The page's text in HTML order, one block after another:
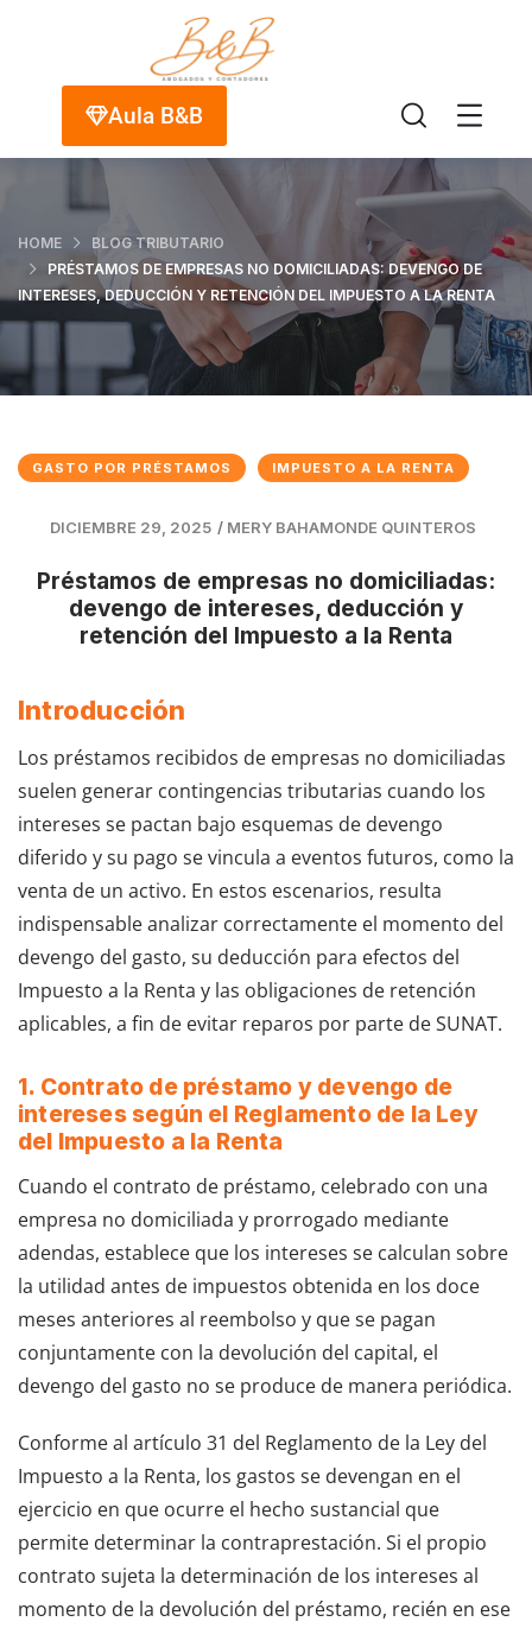
Aula B&B
HOME
BLOG TRIBUTARIO
PRÉSTAMOS DE EMPRESAS NO DOMICILIADAS: DEVENGO DE
INTERESES, DEDUCCIÓN Y RETENCIÓN DEL IMPUESTO A LA RENTA
GASTO POR PRÉSTAMOS IMPUESTO A LA RENTA
DICIEMBRE 29, 2025 / MERY BAHAMONDE QUINTEROS
Préstamos de empresas no domiciliadas:
devengo de intereses, deducción y
retención del Impuesto a la Renta
Introducción
Los préstamos recibidos de empresas no domiciliadas
suelen generar contingencias tributarias cuando los
intereses se pactan bajo esquemas de devengo
diferido y su pago se vincula a eventos futuros, como la
venta de un activo. En estos escenarios, resulta
indispensable analizar correctamente el momento del
devengo del gasto, su deducción para efectos del
Impuesto a la Renta y las obligaciones de retención
aplicables, a fin de evitar reparos por parte de SUNAT.
1. Contrato de préstamo y devengo de
intereses según el Reglamento de la Ley
del Impuesto a la Renta
Cuando el contrato de préstamo, celebrado con una
empresa no domiciliada y prorrogado mediante
adendas, establece que los intereses se calculan sobre
la utilidad antes de impuestos obtenida en los doce
meses anteriores al reembolso y que se pagan
conjuntamente con la devolución del capital, el
devengo del gasto no se produce de manera periódica.
Conforme al artículo 31 del Reglamento de la Ley del
Impuesto a la Renta, los gastos se devengan en el
ejercicio en que ocurre el hecho sustancial que
permite determinar la contraprestación. Si el propio
contrato sujeta la determinación de los intereses al
momento de la devolución del préstamo, recién en ese